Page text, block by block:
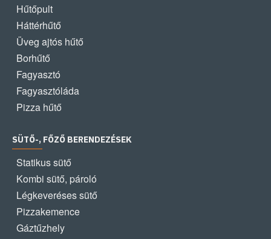
Hűtőpult
Háttérhűtő
Üveg ajtós hűtő
Borhűtő
Fagyasztó
Fagyasztóláda
Pizza hűtő
SÜTŐ-, FŐZŐ BERENDEZÉSEK
Statikus sütő
Kombi sütő, pároló
Légkeveréses sütő
Pizzakemence
Gáztűzhely